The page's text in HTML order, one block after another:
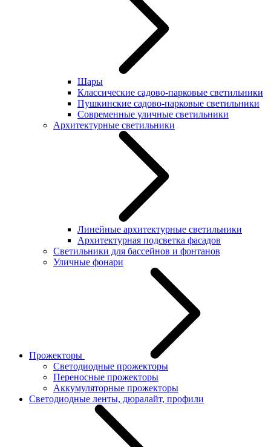
Шары
Классические садово-парковые светильники
Пушкинские садово-парковые светильники
Современные уличные светильники
Архитектурные светильники
Линейные архитектурные светильники
Архитектурная подсветка фасадов
Светильники для бассейнов и фонтанов
Уличные фонари
Прожекторы
Светодиодные прожекторы
Переносные прожекторы
Аккумуляторные прожекторы
Светодиодные ленты, дюралайт, профили